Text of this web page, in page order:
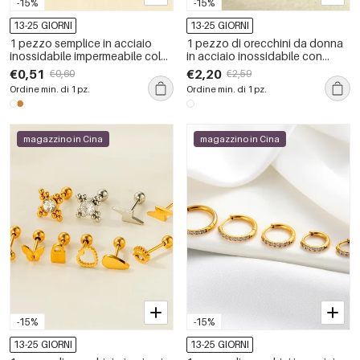
-15%
13-25 GIORNI
1 pezzo semplice in acciaio
inossidabile impermeabile color
oro con zircone piercing
orecchino
€0,51 €0,60
Ordine min. di 1 pz.
-15%
13-25 GIORNI
1 pezzo di orecchini da donna
in acciaio inossidabile con
zirconi color oro impermeabili
€2,20 €2,59
Ordine min. di 1 pz.
-15%
magazzino in Cina
13-25 GIORNI
-15%
magazzino in Cina
13-25 GIORNI